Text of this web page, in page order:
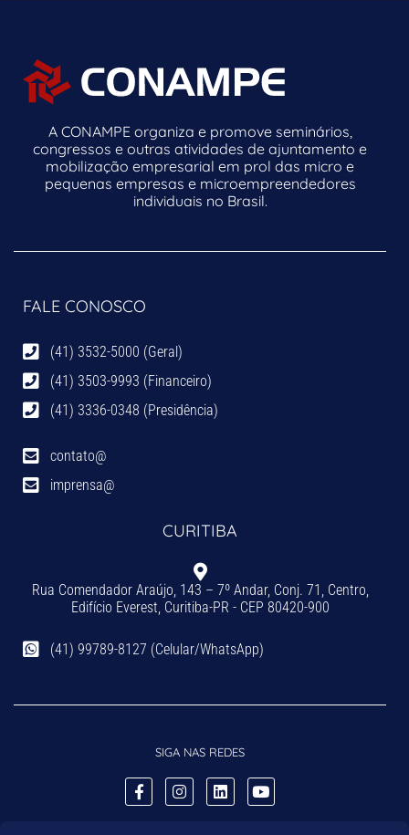
A CONAMPE organiza e promove seminários,
congressos e outras atividades de ajuntamento e
mobilização empresarial em prol das micro e
pequenas empresas e microempreendedores
individuais no Brasil.
FALE CONOSCO
(41) 3532-5000 (Geral)
(41) 3503-9993 (Financeiro)
(41) 3336-0348 (Presidência)
contato@
imprensa@
CURITIBA
Rua Comendador Araújo, 143 – 7º Andar, Conj. 71, Centro,
Edifício Everest, Curitiba-PR - CEP 80420-900
(41) 99789-8127 (Celular/WhatsApp)
SIGA NAS REDES